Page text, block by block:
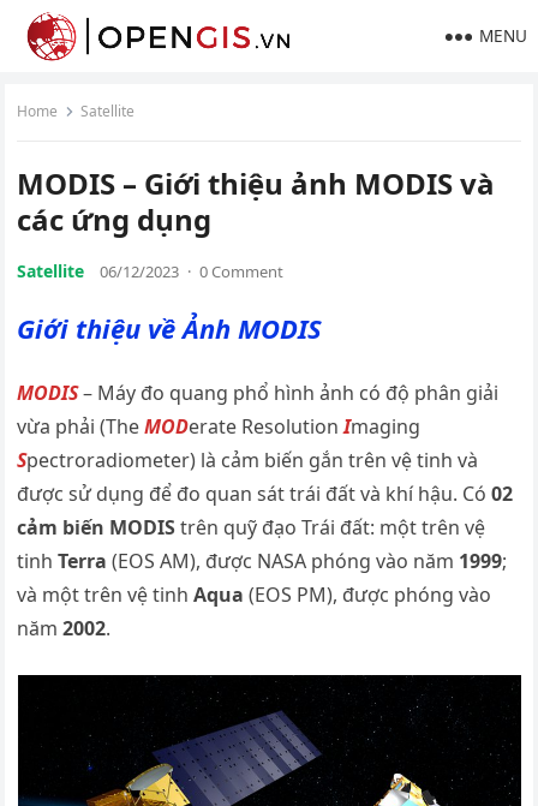
MENU
Home Satellite
MODIS – Giới thiệu ảnh MODIS và
các ứng dụng
Satellite 06/12/2023 · 0 Comment
Giới thiệu về Ảnh MODIS
MODIS– Máy đo quang phổ hình ảnh có độ phân giải
vừa phải (TheMODerate ResolutionImaging
Spectroradiometer) là cảm biến gắn trên vệ tinh và
được sử dụng để đo quan sát trái đất và khí hậu. Có02
cảm biến MODIStrên quỹ đạo Trái đất: một trên vệ
tinhTerra(EOS AM), được NASA phóng vào năm 1999;
và một trên vệ tinhAqua(EOS PM), được phóng vào
năm2002.